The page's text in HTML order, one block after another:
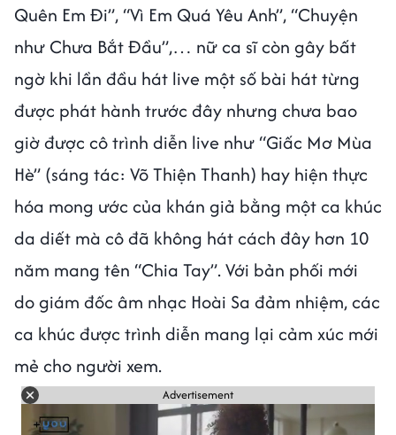
Quên Em Đi”, “Vì Em Quá Yêu Anh”, “Chuyện
như Chưa Bắt Đầu”,… nữ ca sĩ còn gây bất
ngờ khi lần đầu hát live một số bài hát từng
được phát hành trước đây nhưng chưa bao
giờ được cô trình diễn live như “Giấc Mơ Mùa
Hè” (sáng tác: Võ Thiện Thanh) hay hiện thực
hóa mong ước của khán giả bằng một ca khúc
da diết mà cô đã không hát cách đây hơn 10
năm mang tên “Chia Tay”. Với bản phối mới
do giám đốc âm nhạc Hoài Sa đảm nhiệm, các
ca khúc được trình diễn mang lại cảm xúc mới
mẻ cho người xem.
Advertisement